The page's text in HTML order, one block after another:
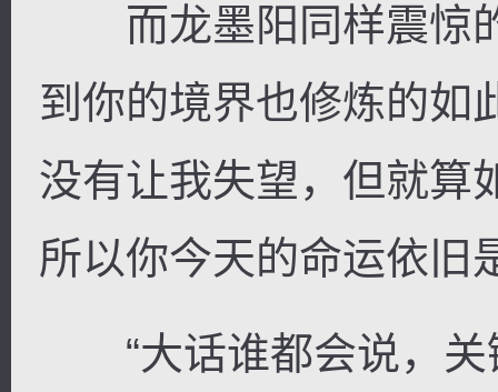
而龙墨阳同样震惊的
到你的境界也修炼的如
没有让我失望，但就算
所以你今天的命运依旧
“大话谁都会说，关